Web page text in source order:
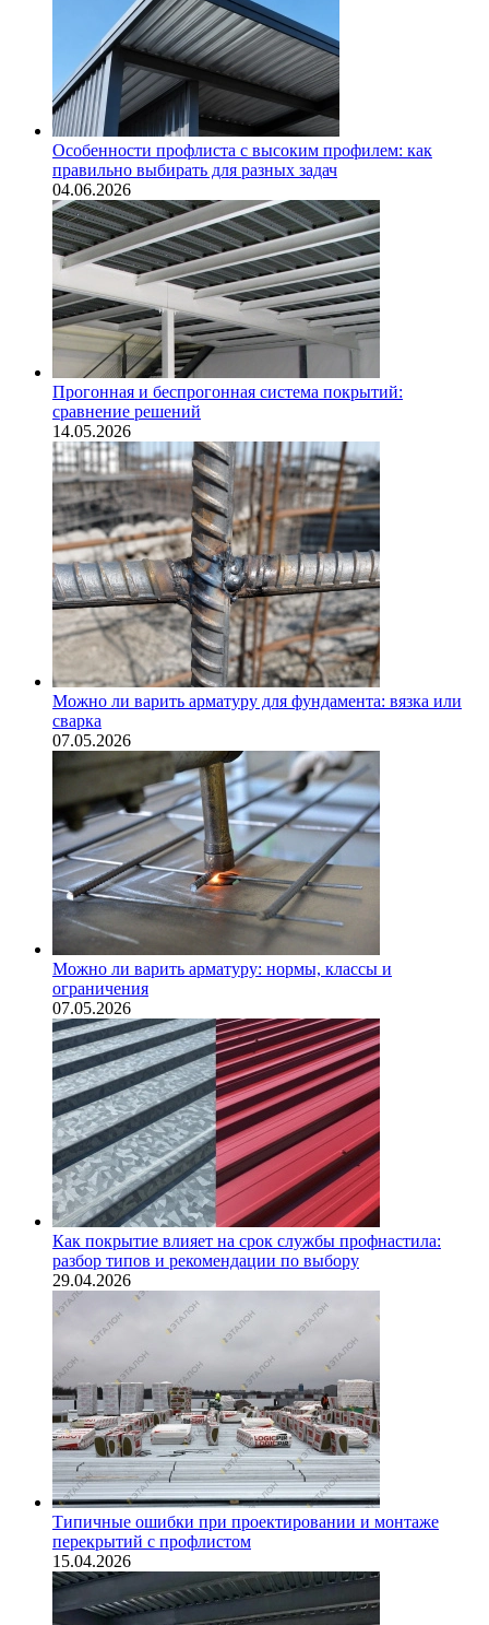
Особенности профлиста с высоким профилем: как
правильно выбирать для разных задач
04.06.2026
Прогонная и беспрогонная система покрытий:
сравнение решений
14.05.2026
Можно ли варить арматуру для фундамента: вязка или
сварка
07.05.2026
Можно ли варить арматуру: нормы, классы и
ограничения
07.05.2026
Как покрытие влияет на срок службы профнастила:
разбор типов и рекомендации по выбору
29.04.2026
Типичные ошибки при проектировании и монтаже
перекрытий с профлистом
15.04.2026